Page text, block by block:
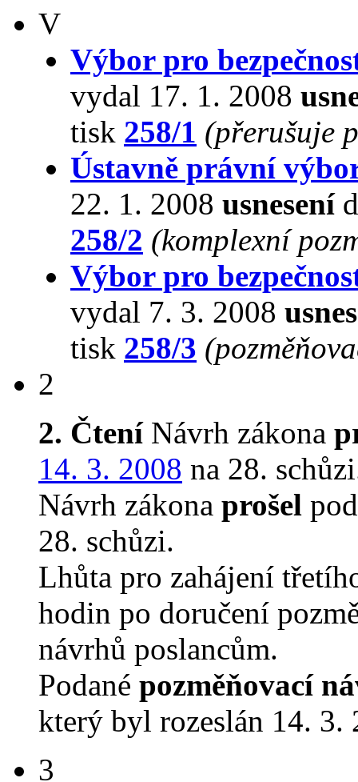
V
Výbor pro
vydal 17. 1. 2008
tisk 258/1 (přerušuje
Ústavně právní
22. 1. 2008 usnesení
258/2 (komplexní
Výbor pro
vydal 7. 3. 2008
tisk 258/3
2
2. ČteníNávrh zákona
14. 3. 2008 na 28.
Návrh zákona prošel
28. schůzi.
Lhůta pro zahájení
hodin po doručení
návrhů poslancům.
Podané pozměňovací
který byl rozeslán 14. 3.
3